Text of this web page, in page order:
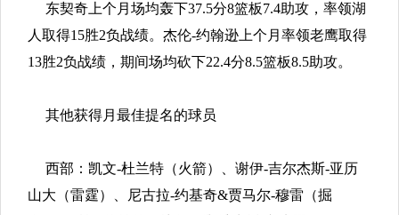
东契奇上个月场均轰下37.5分8篮板7.4助攻，率领湖
人取得15胜2负战绩。杰伦-约翰逊上个月率领老鹰取得
13胜2负战绩，期间场均砍下22.4分8.5篮板8.5助攻。
其他获得月最佳提名的球员
西部：凯文-杜兰特（火箭）、谢伊-吉尔杰斯-亚历
山大（雷霆）、尼古拉-约基奇&贾马尔-穆雷（掘